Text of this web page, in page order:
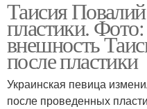
Таисия
пластики.
внешность
после пластики
Украинская певица
после проведенных